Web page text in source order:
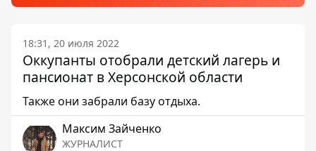
18:31, 20 июля 2022
Оккупанты отобрали детский лагерь и
пансионат в Херсонской области
Также они забрали базу отдыха.
Максим Зайченко
ЖУРНАЛИСТ